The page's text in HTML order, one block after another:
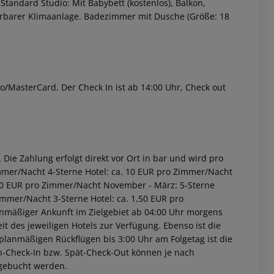
Studio: Mit Babybett (kostenlos), Balkon,
Klimaanlage. Badezimmer mit Dusche (Größe: 18
Der Check In ist ab 14:00 Uhr, Check out
Zahlung erfolgt direkt vor Ort in bar und wird pro
Nacht 4-Sterne Hotel: ca. 10 EUR pro Zimmer/Nacht
EUR pro Zimmer/Nacht November - März: 5-Sterne
Nacht 3-Sterne Hotel: ca. 1,50 EUR pro
Ankunft im Zielgebiet ab 04:00 Uhr morgens
des jeweiligen Hotels zur Verfügung. Ebenso ist die
Rückflügen bis 3:00 Uhr am Folgetag ist die
In bzw. Spät-Check-Out können je nach
werden.